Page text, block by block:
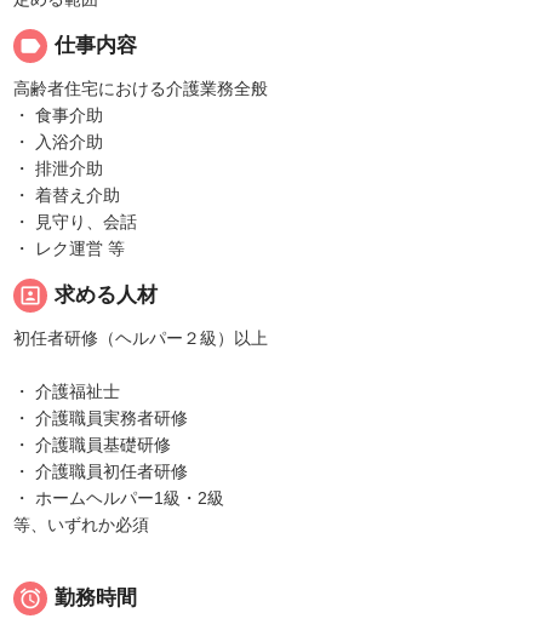
label 仕事内容
高齢者住宅における介護業務全般
・ 食事介助
・ 入浴介助
・ 排泄介助
・ 着替え介助
・ 見守り、会話
・ レク運営 等
portrait 求める人材
初任者研修（ヘルパー２級）以上
・ 介護福祉士
・ 介護職員実務者研修
・ 介護職員基礎研修
・ 介護職員初任者研修
・ ホームヘルパー1級・2級
等、いずれか必須
 勤務時間